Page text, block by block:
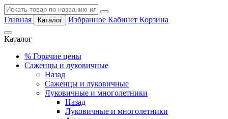
Главная Каталог Избранное Кабинет Корзина
Каталог
% Горячие цены
Саженцы и луковичные
Назад
Саженцы и луковичные
Луковичные и многолетники
Назад
Луковичные и многолетники